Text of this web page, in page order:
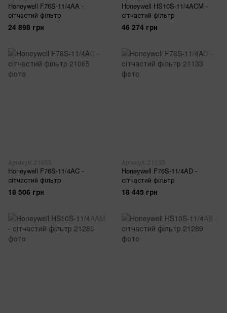
Honeywell F76S-11/4AA -
сітчастий фільтр
24 898 грн
Honeywell HS10S-11/4ACM -
сітчастий фільтр
46 274 грн
Артикул: 21065
Honeywell F76S-11/4AC -
сітчастий фільтр
18 506 грн
Артикул: 21133
Honeywell F76S-11/4AD -
сітчастий фільтр
18 445 грн